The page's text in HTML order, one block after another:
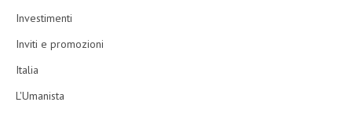
Investimenti
Inviti e promozioni
Italia
L'Umanista